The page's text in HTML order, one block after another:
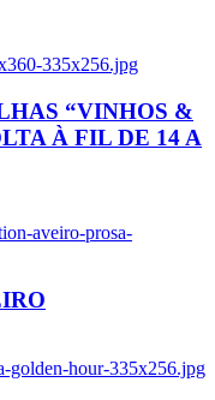
335x256.jpg
“VINHOS &
À FIL DE 14 A
aveiro-prosa-
golden-hour-335x256.jpg